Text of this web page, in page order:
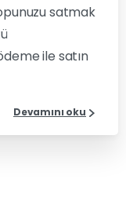
satmak
ile satın
Devamını oku